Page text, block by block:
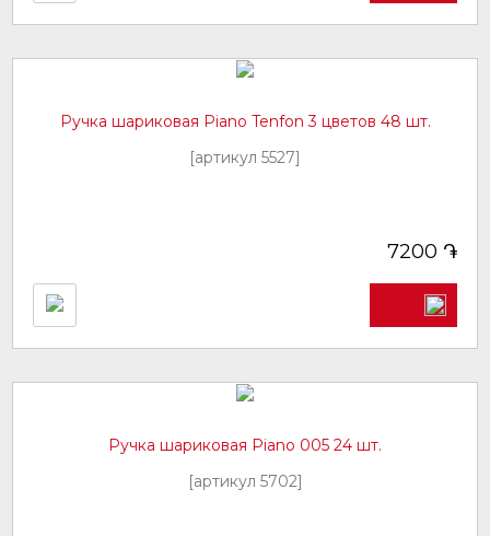
Ручка шариковая Piano Tenfon 3 цветов 48 шт.
[артикул 5527]
7200 ֏
Ручка шариковая Piano 005 24 шт.
[артикул 5702]